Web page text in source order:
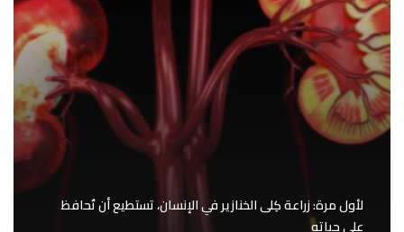
لأول مرة: زراعة كِلى الخنازير في الإنسان، تستطيع أن تُحافظ
على حياته